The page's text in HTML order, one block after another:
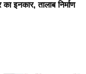
इनकार, तालाब निर्माण